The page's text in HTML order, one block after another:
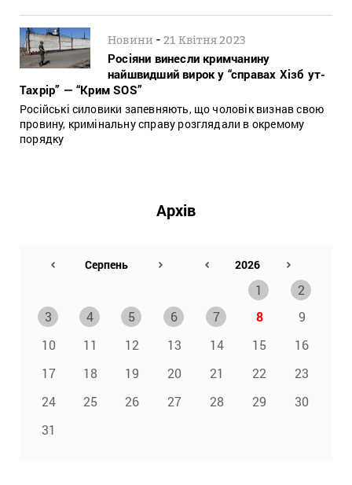
Новини -21 Квітня 2023
Росіяни винесли кримчанину
найшвидший вирок у “справах Хізб ут-
Тахрір” — “Крим SOS”
Російські силовики запевняють, що чоловік визнав свою
провину, кримінальну справу розглядали в окремому
порядку
Архів
1
2
3
4 5 6 7 8
9
10
11 12 13 14 15
16
17
18 19 20 21 22
23
24
25 26 27 28 29
30
31